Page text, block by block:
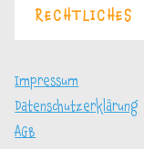
RECHTLICHES
Impressum
Datenschutzerklärung
AGB